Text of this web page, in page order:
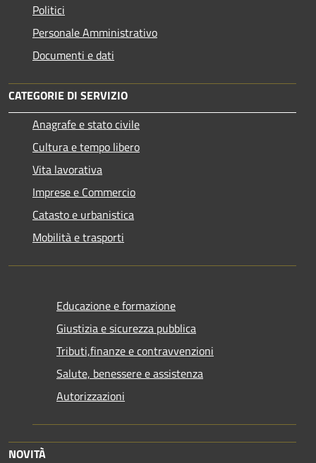
Politici
Personale Amministrativo
Documenti e dati
CATEGORIE DI SERVIZIO
Anagrafe e stato civile
Cultura e tempo libero
Vita lavorativa
Imprese e Commercio
Catasto e urbanistica
Mobilità e trasporti
Educazione e formazione
Giustizia e sicurezza pubblica
Tributi,finanze e contravvenzioni
Salute, benessere e assistenza
Autorizzazioni
NOVITÀ